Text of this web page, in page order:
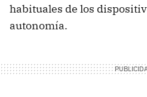
habituales de los
autonomía.